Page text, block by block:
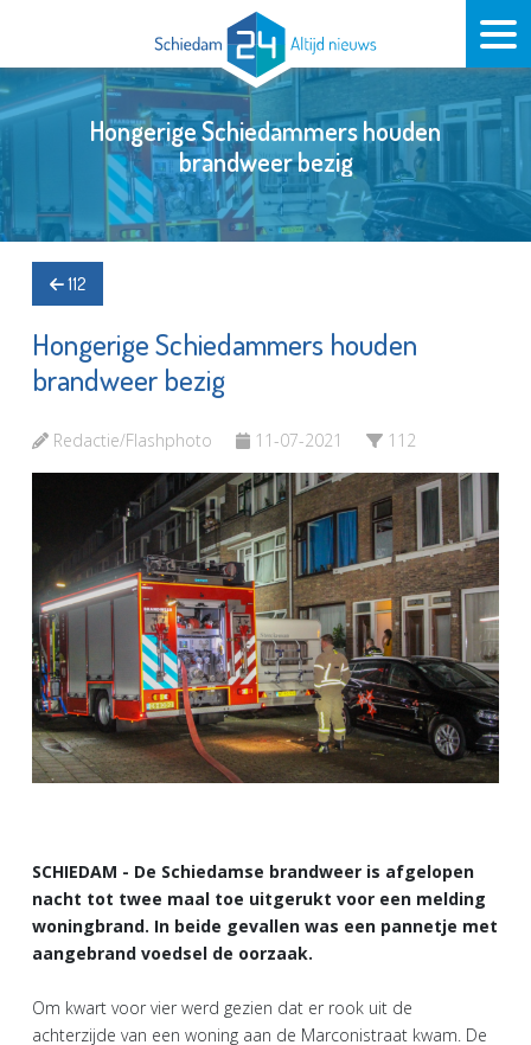
Hongerige Schiedammers houden
brandweer bezig
112
Hongerige Schiedammers houden
brandweer bezig
Redactie/Flashphoto 11-07-2021 112
SCHIEDAM - De Schiedamse brandweer is afgelopen
nacht tot twee maal toe uitgerukt voor een melding
woningbrand. In beide gevallen was een pannetje met
aangebrand voedsel de oorzaak.
Om kwart voor vier werd gezien dat er rook uit de
achterzijde van een woning aan de Marconistraat kwam. De